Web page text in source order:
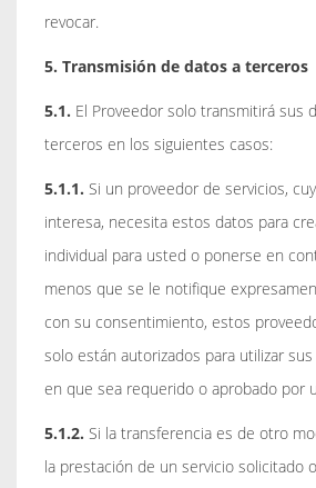
revocar.
5. Transmisión de datos a terceros
5.1. El Proveedor solo transmitirá sus
terceros en los siguientes casos:
5.1.1. Si un proveedor de servicios,
interesa, necesita estos datos para
individual para usted o ponerse en
menos que se le notifique
con su consentimiento, estos
solo están autorizados para utilizar
en que sea requerido o aprobado por
5.1.2. Si la transferencia es de otro
la prestación de un servicio solicitado